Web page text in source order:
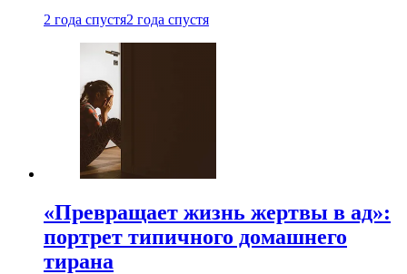
2 года спустя2 года спустя
«Превращает жизнь жертвы в ад»:
портрет типичного домашнего
тирана